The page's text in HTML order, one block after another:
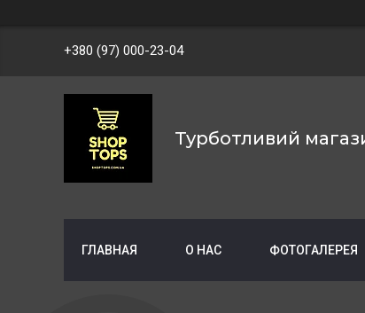
+380 (97) 000-23-04
Турботливий
ГЛАВНАЯ О НАС ФОТОГАЛЕРЕЯ